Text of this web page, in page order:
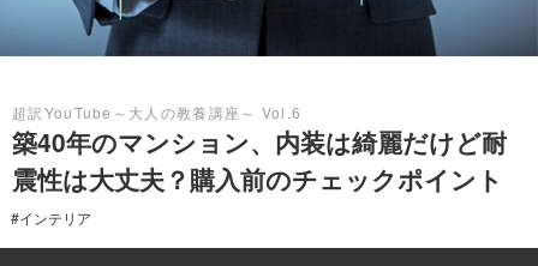
超訳YouTube～大人の教養講座～ Vol.6
築40年のマンション、内装は綺麗だけど耐
震性は大丈夫？購入前のチェックポイント
#インテリア